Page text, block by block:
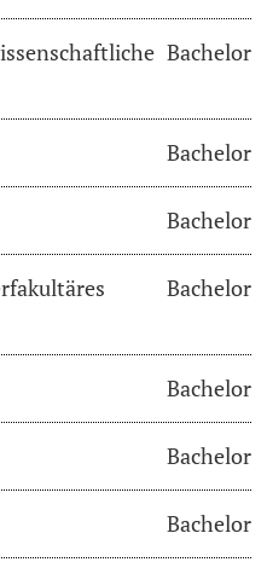
Bachelor
Bachelor
Bachelor
Bachelor
Bachelor
Bachelor
Bachelor